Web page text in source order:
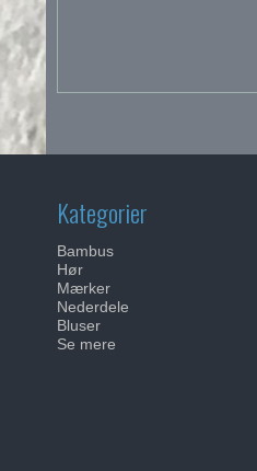
Kategorier
Bambus
Hør
Mærker
Nederdele
Bluser
Se mere